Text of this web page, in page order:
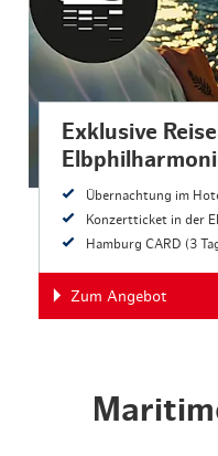
Exklusive
Übernachtung im
Konzertticket in der
Hamburg CARD (3
Zum Angebot